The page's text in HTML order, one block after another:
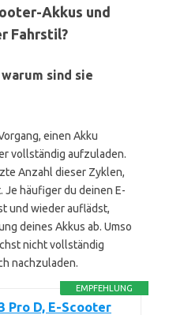
Akkus und
Fahrstil?
sind sie
einen Akku
vollständig aufzuladen.
Anzahl dieser Zyklen,
Je häufiger du deinen E-
und wieder auflädst,
deines Akkus ab. Umso
nicht vollständig
nachzuladen.
EMPFEHLUNG
Pro D, E-Scooter